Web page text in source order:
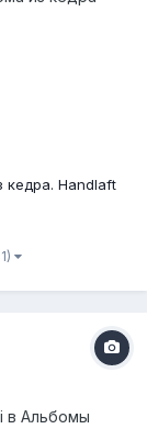
Handlaft
в Альбомы